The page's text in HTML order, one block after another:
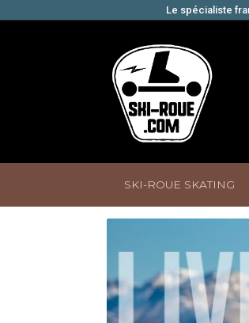
Le spécialiste
la
navigation
contenu
SKI-ROUE SKATING
AccueilBienvenue